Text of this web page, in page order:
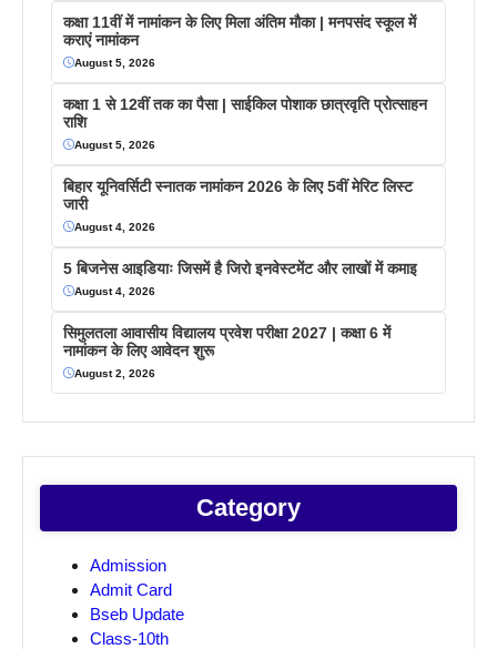
कक्षा 11वीं में नामांकन के लिए मिला अंतिम मौका | मनपसंद स्कूल में
कराएं नामांकन
August 5, 2026
कक्षा 1 से 12वीं तक का पैसा | साईकिल पोशाक छात्रवृति प्रोत्साहन
राशि
August 5, 2026
बिहार यूनिवर्सिटी स्नातक नामांकन 2026 के लिए 5वीं मेरिट लिस्ट
जारी
August 4, 2026
5 बिजनेस आइडियाः जिसमें है जिरो इनवेस्टमेंट और लाखों में कमाइ
August 4, 2026
सिमुलतला आवासीय विद्यालय प्रवेश परीक्षा 2027 | कक्षा 6 में
नामांकन के लिए आवेदन शुरू
August 2, 2026
Category
Admission
Admit Card
Bseb Update
Class-10th